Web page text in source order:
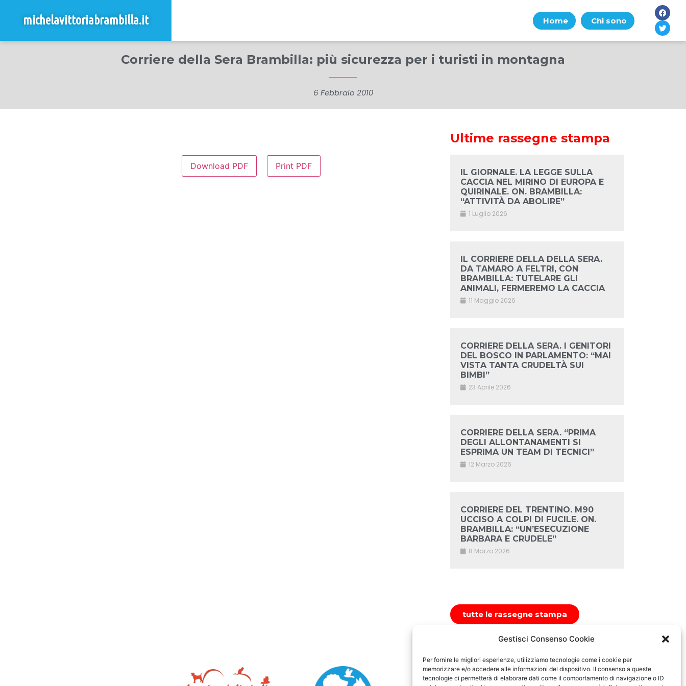
Gestisci Consenso Cookie
Per fornire le migliori esperienze, utilizziamo tecnologie come i cookie per
memorizzare e/o accedere alle informazioni del dispositivo. Il consenso a queste
tecnologie ci permetterà di elaborare dati come il comportamento di navigazione o ID
michelavittoriabrambilla.it Home Chi sono
Corriere della Sera Brambilla: più sicurezza per i turisti in montagna
6 Febbraio 2010
Download PDF Print PDF
Ultime rassegne stampa
IL GIORNALE. LA LEGGE SULLA
CACCIA NEL MIRINO DI EUROPA E
QUIRINALE. ON. BRAMBILLA:
“ATTIVITÀ DA ABOLIRE”
1 Luglio 2026
IL CORRIERE DELLA DELLA SERA.
DA TAMARO A FELTRI, CON
BRAMBILLA: TUTELARE GLI
ANIMALI, FERMEREMO LA CACCIA
11 Maggio 2026
CORRIERE DELLA SERA. I GENITORI
DEL BOSCO IN PARLAMENTO: “MAI
VISTA TANTA CRUDELTÀ SUI
BIMBI”
23 Aprile 2026
CORRIERE DELLA SERA. “PRIMA
DEGLI ALLONTANAMENTI SI
ESPRIMA UN TEAM DI TECNICI”
12 Marzo 2026
CORRIERE DEL TRENTINO. M90
UCCISO A COLPI DI FUCILE. ON.
BRAMBILLA: “UN’ESECUZIONE
BARBARA E CRUDELE”
8 Marzo 2026
tutte le rassegne stampa